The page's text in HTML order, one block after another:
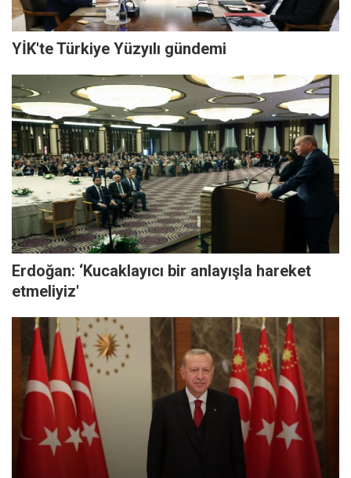
YİK'te Türkiye Yüzyılı gündemi
Erdoğan: ‘Kucaklayıcı bir anlayışla hareket
etmeliyiz'